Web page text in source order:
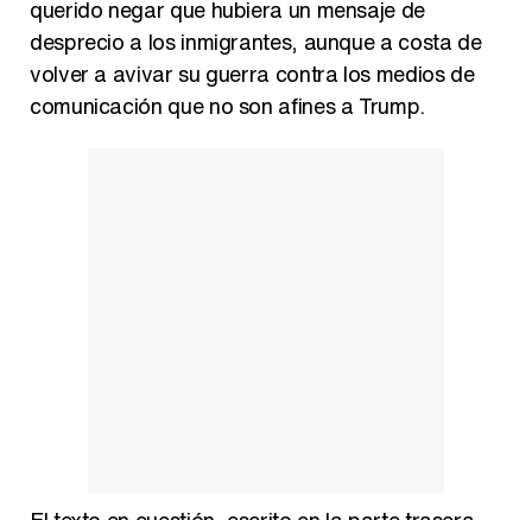
querido negar que hubiera un mensaje de
desprecio a los inmigrantes, aunque a costa de
volver a avivar su guerra contra los medios de
comunicación que no son afines a Trump.